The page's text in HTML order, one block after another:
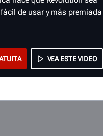
de usar y más premiada
VEA ESTE VIDEO